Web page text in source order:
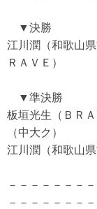
▼決勝
江川潤（和歌山
ＲＡＶＥ）
▼準決勝
板垣光生（ＢＲ
（中大ク）
江川潤（和歌山
－－－－－－－
－－－－－－－－